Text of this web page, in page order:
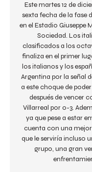
Este martes 12 de
sexta fecha de la fase
en el Estadio Giuseppe
Sociedad. Los
clasificados a los
finaliza en el primer
los italianos y los
Argentina por la señal
a este choque de
después de vencer
Villarreal por 0-3.
ya que pese a estar
cuenta con una mejor
que le serviría incluso
grupo, una gran